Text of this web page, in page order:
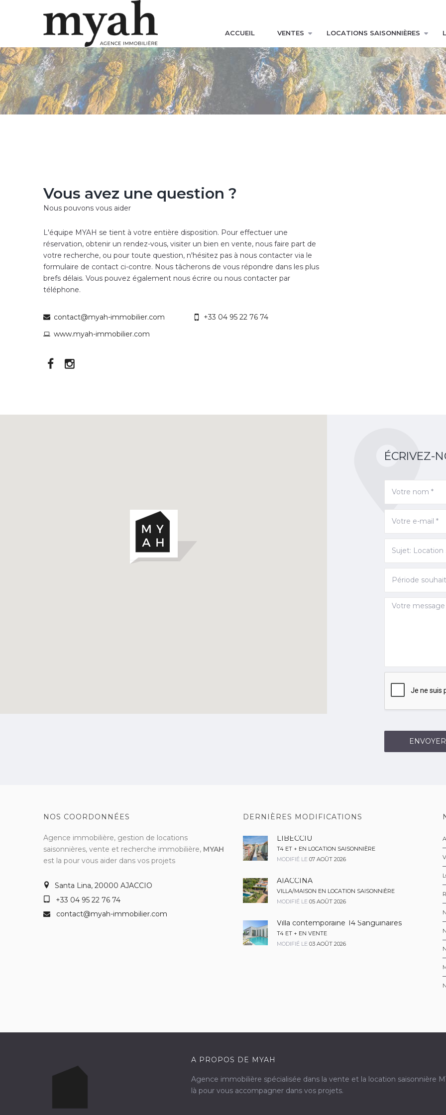
ACCUEIL VENTES LOCATIONS SAISONNIÈRES
Vous avez une question ?
Nous pouvons vous aider
L'équipe MYAH se tient à votre entière disposition. Pour effectuer une
réservation, obtenir un rendez-vous, visiter un bien en vente, nous faire part de
votre recherche, ou pour toute question, n'hésitez pas à nous contacter via le
formulaire de contact ci-contre. Nous tâcherons de vous répondre dans les plus
brefs délais. Vous pouvez également nous écrire ou nous contacter par
téléphone.
contact@myah-immobilier.com
www.myah-immobilier.com
+33 04 95 22 76 74
ÉCRIVEZ-
NOS COORDONNÉES
Agence immobilière, gestion de locations
saisonnières, vente et recherche immobilière, MYAH
est la pour vous aider dans vos projets
Santa Lina, 20000 AJACCIO
+33 04 95 22 76 74
contact@myah-immobilier.com
DERNIÈRES MODIFICATIONS
LIBECCIU
T4 ET + EN LOCATION SAISONNIÈRE
MODIFIÉ LE 07 AOÛT 2026
AIACCINA
VILLA/MAISON EN LOCATION SAISONNIÈRE
MODIFIÉ LE 05 AOÛT 2026
Villa contemporaine T4 Sanguinaires
T4 ET + EN VENTE
MODIFIÉ LE 03 AOÛT 2026
A PROPOS DE MYAH
Agence immobilière spécialisée dans la vente et la location saisonnière
là pour vous accompagner dans vos projets.